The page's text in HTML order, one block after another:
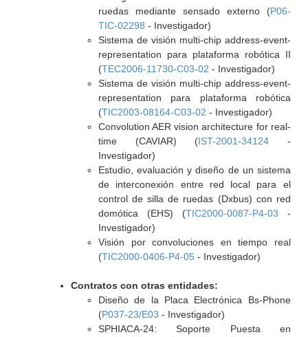
ruedas mediante sensado externo (P06-
TIC-02298 - Investigador)
Sistema de visión multi-chip address-event-
representation para plataforma robótica II
(TEC2006-11730-C03-02 - Investigador)
Sistema de visión multi-chip address-event-
representation para plataforma robótica
(TIC2003-08164-C03-02 - Investigador)
Convolution AER vision architecture for real-
time (CAVIAR) (IST-2001-34124 -
Investigador)
Estudio, evaluación y diseño de un sistema
de interconexión entre red local para el
control de silla de ruedas (Dxbus) con red
domótica (EHS) (TIC2000-0087-P4-03 -
Investigador)
Visión por convoluciones en tiempo real
(TIC2000-0406-P4-05- Investigador)
Contratos con otras entidades:
Diseño de la Placa Electrónica Bs-Phone
(P037-23/E03 - Investigador)
SPHIACA-24: Soporte Puesta en